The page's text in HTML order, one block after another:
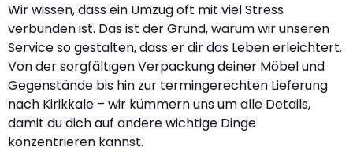
Wir wissen, dass ein Umzug oft mit viel Stress
verbunden ist. Das ist der Grund, warum wir unseren
Service so gestalten, dass er dir das Leben erleichtert.
Von der sorgfältigen Verpackung deiner Möbel und
Gegenstände bis hin zur termingerechten Lieferung
nach Kirikkale – wir kümmern uns um alle Details,
damit du dich auf andere wichtige Dinge
konzentrieren kannst.